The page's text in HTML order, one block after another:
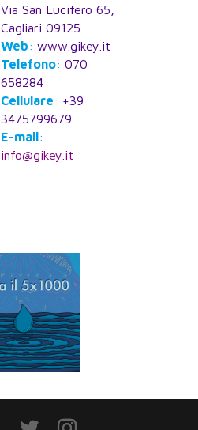
Via San Lucifero 65,
Cagliari 09125
Web: www.gikey.it
Telefono: 070
658284
Cellulare: +39
3475799679
E-mail:
info@gikey.it